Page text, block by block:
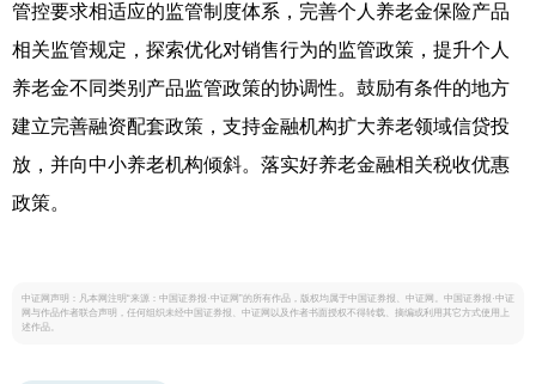
管控要求相适应的监管制度体系，完善个人养老金保险产品
相关监管规定，探索优化对销售行为的监管政策，提升个人
养老金不同类别产品监管政策的协调性。鼓励有条件的地方
建立完善融资配套政策，支持金融机构扩大养老领域信贷投
放，并向中小养老机构倾斜。落实好养老金融相关税收优惠
政策。
中证网声明：凡本网注明“来源：中国证券报·中证网”的所有作品，版权均属于中国证券报、中证网。中国证券报·中证
网与作品作者联合声明，任何组织未经中国证券报、中证网以及作者书面授权不得转载、摘编或利用其它方式使用上
述作品。